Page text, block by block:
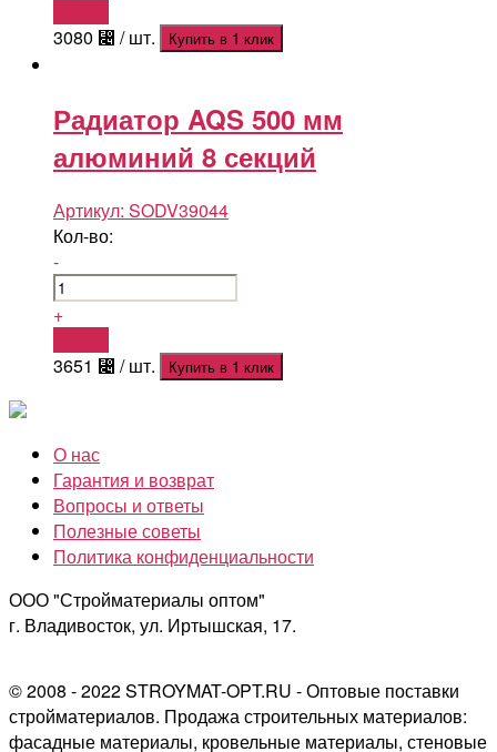
3080 ⃄ / шт. Купить в 1 клик
Радиатор AQS 500 мм
алюминий 8 секций
Артикул: SODV39044
Кол-во:
-
+
3651 ⃄ / шт. Купить в 1 клик
О нас
Гарантия и возврат
Вопросы и ответы
Полезные советы
Политика конфиденциальности
ООО "Стройматериалы оптом"
г. Владивосток, ул. Иртышская, 17.
© 2008 - 2022 STROYMAT-OPT.RU - Оптовые поставки
стройматериалов. Продажа строительных материалов:
фасадные материалы, кровельные материалы, стеновые